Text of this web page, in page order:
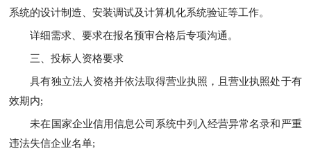
系统的设计制造、安装调试及计算机化系统验证等工作。
详细需求、要求在报名预审合格后专项沟通。
三、投标人资格要求
具有独立法人资格并依法取得营业执照，且营业执照处于有
效期内;
未在国家企业信用信息公司系统中列入经营异常名录和严重
违法失信企业名单;